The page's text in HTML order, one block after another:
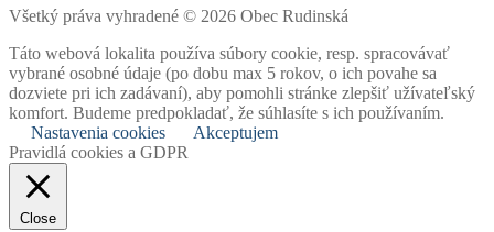
Všetký práva vyhradené © 2026 Obec Rudinská
Táto webová lokalita používa súbory cookie, resp. spracovávať
vybrané osobné údaje (po dobu max 5 rokov, o ich povahe sa
dozviete pri ich zadávaní), aby pomohli stránke zlepšiť užívateľský
komfort. Budeme predpokladať, že súhlasíte s ich používaním.
Nastavenia cookies
Akceptujem
Pravidlá cookies a GDPR
Close